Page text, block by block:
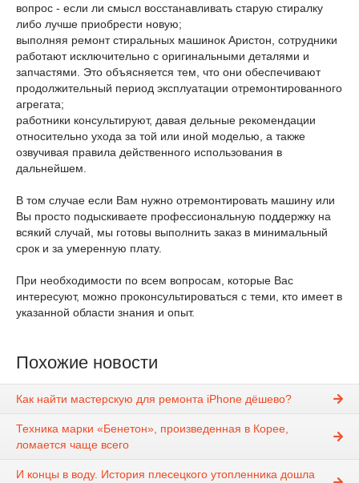
вопрос - если ли смысл восстанавливать старую стиралку
либо лучше приобрести новую;
выполняя ремонт стиральных машинок Аристон, сотрудники
работают исключительно с оригинальными деталями и
запчастями. Это объясняется тем, что они обеспечивают
продолжительный период эксплуатации отремонтированного
агрегата;
работники консультируют, давая дельные рекомендации
относительно ухода за той или иной моделью, а также
озвучивая правила действенного использования в
дальнейшем.
В том случае если Вам нужно отремонтировать машину или
Вы просто подыскиваете профессиональную поддержку на
всякий случай, мы готовы выполнить заказ в минимальный
срок и за умеренную плату.
При необходимости по всем вопросам, которые Вас
интересуют, можно проконсультироваться с теми, кто имеет в
указанной области знания и опыт.
Похожие новости
Как найти мастерскую для ремонта iPhone дёшево?
Техника марки «Бенетон», произведенная в Корее,
ломается чаще всего
И концы в воду. История плесецкого утопленника дошла